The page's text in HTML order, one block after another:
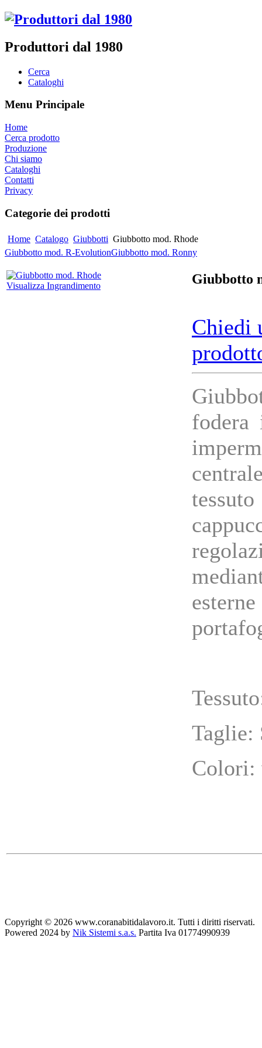
Produttori dal 1980
Cerca
Cataloghi
Menu Principale
Home
Cerca prodotto
Produzione
Chi siamo
Cataloghi
Contatti
Privacy
Categorie dei prodotti
Home Catalogo Giubbotti Giubbotto mod. Rhode
Giubbotto mod. R-EvolutionGiubbotto mod. Ronny
Visualizza Ingrandimento Giubbotto
Chiedi
fodera
Colori:
Copyright © 2026 www.coranabitidalavoro.it. Tutti i diritti riservati.
Powered 2024 by Nik Sistemi s.a.s. Partita Iva 01774990939